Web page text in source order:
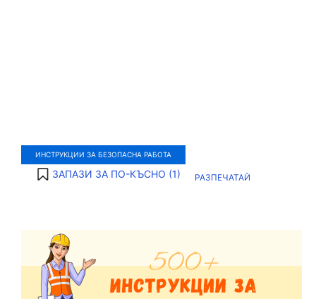
ИНСТРУКЦИИ ЗА БЕЗОПАСНА РАБОТА
ЗАПАЗИ ЗА ПО-КЪСНО (1) РАЗПЕЧАТАЙ